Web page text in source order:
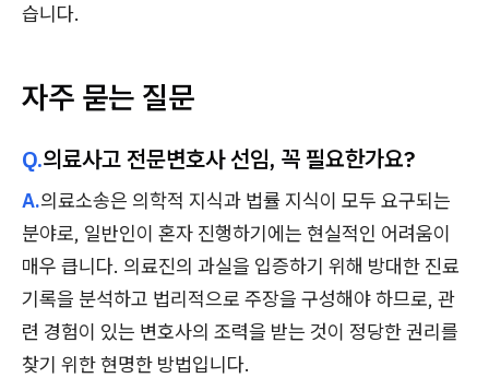
습니다.
자주 묻는 질문
Q.의료사고 전문변호사 선임, 꼭 필요한가요?
A.의료소송은 의학적 지식과 법률 지식이 모두 요구되는
분야로, 일반인이 혼자 진행하기에는 현실적인 어려움이
매우 큽니다. 의료진의 과실을 입증하기 위해 방대한 진료
기록을 분석하고 법리적으로 주장을 구성해야 하므로, 관
련 경험이 있는 변호사의 조력을 받는 것이 정당한 권리를
찾기 위한 현명한 방법입니다.